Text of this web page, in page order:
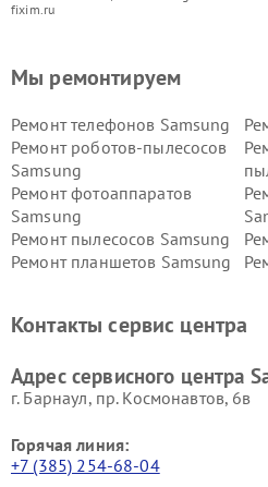
fixim.ru
Мы ремонтируем
Ремонт телефонов Samsung
Ремонт роботов-пылесосов
Samsung
Ремонт фотоаппаратов
Samsung
Ремонт пылесосов Samsung
Ремонт планшетов Samsung
Контакты сервис центра
Адрес сервисного центра
г. Барнаул, ​пр. Космонавтов, 6в
Горячая линия:
+7 (385) 254-68-04